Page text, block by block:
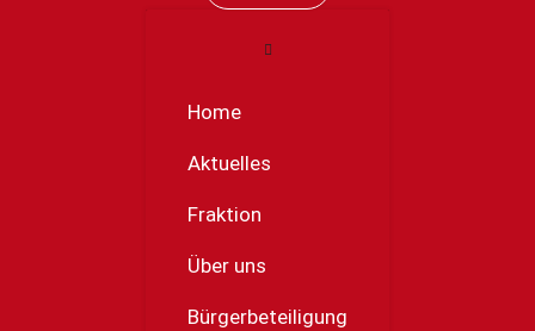
Home
Aktuelles
Fraktion
Über uns
Bürgerbeteiligung